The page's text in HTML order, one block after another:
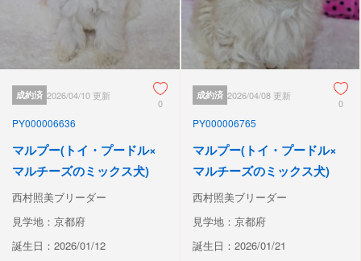
成約済 2026/04/10 更新
0
PY000006636
マルプー(トイ・プードル×
マルチーズのミックス犬)
西村照美ブリーダー
見学地：京都府
誕生日：2026/01/12
成約済 2026/04/08 更新
0
PY000006765
マルプー(トイ・プードル×
マルチーズのミックス犬)
西村照美ブリーダー
見学地：京都府
誕生日：2026/01/21